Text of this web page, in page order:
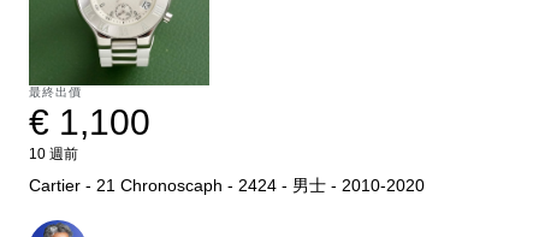
最終出價
€ 1,100
10 週前
Cartier - 21 Chronoscaph - 2424 - 男士 - 2010-2020